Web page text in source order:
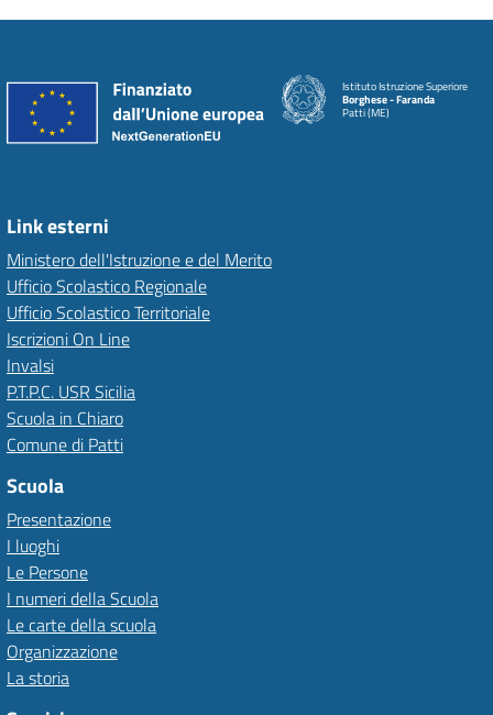
Istituto Istruzione Superiore
Borghese - Faranda
Patti (ME)
Link esterni
Ministero dell'Istruzione e del Merito
Ufficio Scolastico Regionale
Ufficio Scolastico Territoriale
Iscrizioni On Line
Invalsi
P.T.P.C. USR Sicilia
Scuola in Chiaro
Comune di Patti
Scuola
Presentazione
I luoghi
Le Persone
I numeri della Scuola
Le carte della scuola
Organizzazione
La storia